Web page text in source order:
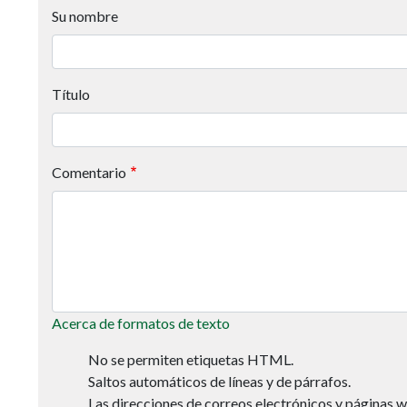
Su nombre
Título
Comentario
Acerca de formatos de texto
No se permiten etiquetas HTML.
Saltos automáticos de líneas y de párrafos.
Las direcciones de correos electrónicos y páginas